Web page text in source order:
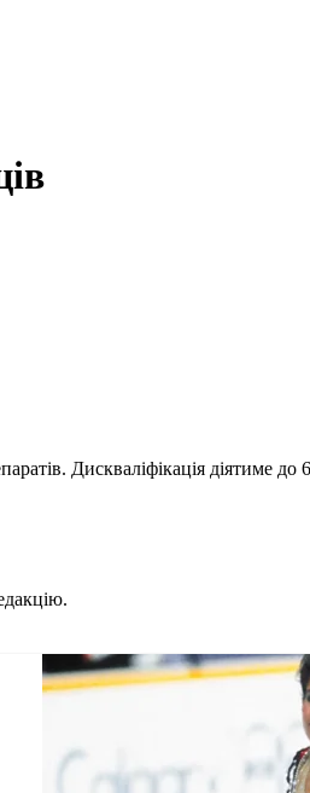
Дискваліфікація діятиме до